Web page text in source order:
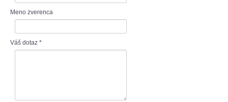
: MAČIČKY NA ADOPCIU :
: O ADOPCII :
Meno zverenca
Váš dotaz *